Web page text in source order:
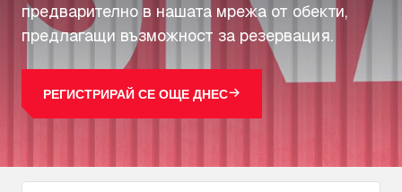
предварително в нашата мрежа от обекти,
предлагащи възможност за резервация.
РЕГИСТРИРАЙ СЕ ОЩЕ ДНЕС